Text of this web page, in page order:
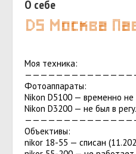
О себе
Моя техника:
Фотоаппараты:
Nikon D5100 — временно не
Nikon D3200 — не был в
Объективы:
nikor 18-55 — списан